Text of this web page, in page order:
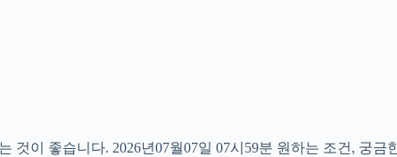
이 좋습니다. 2026년07월07일 07시59분 원하는 조건, 궁